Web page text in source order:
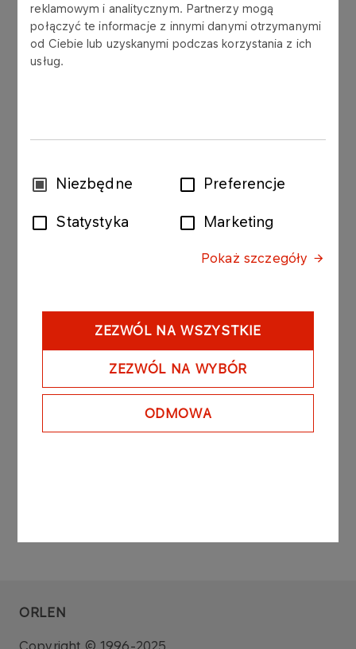
reklamowym i analitycznym. Partnerzy mogą
połączyć te informacje z innymi danymi otrzymanymi
od Ciebie lub uzyskanymi podczas korzystania z ich
usług.
WybórNiezbędne Preferencje
Statystyka Marketing
Pokaż szczegóły
ZEZWÓL NA WSZYSTKIE
ZEZWÓL NA WYBÓR
ODMOWA
Naftowy ORLEN S.A announced today the
Extraordinary General Assembly of Shareholders
to be held in Plock on December 15, 2000 at
12.00 in the Company's Headquarters in
1. Opening of the Extraordinary General Assembly
2. Election of the Chairman of the Extraordinary
3. Affirming legality of calling for the Extraordinary
Assembly to pass resolutions;
6. Passing a resolution concerning changes to the
Company's Supervisory Board Composition;
7. Passing a resolution concerning the Supervisory
Board members' rewards;
8. Closure of the Extraordinary General Assembly
ORLEN
Copyright © 1996-2025